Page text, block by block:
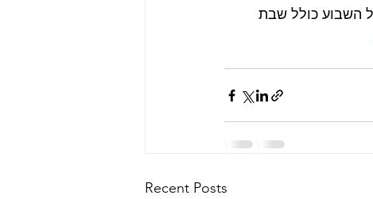
השבוע כולל שבת
Recent Posts